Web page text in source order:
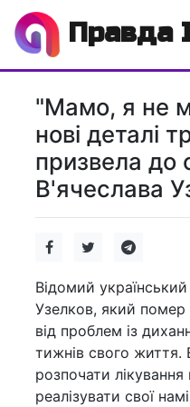
Правда
"Мамо, я не
нові деталі
призвела до
В'ячеслава
Відомий
Узелков, який
від проблем із
тижнів свого життя.
розпочати
реалізувати свої